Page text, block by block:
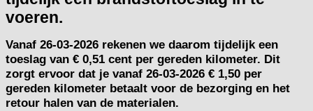
voeren.
Vanaf 26-03-2026 rekenen we daarom tijdelijk een
toeslag van € 0,51 cent per gereden kilometer. Dit
zorgt ervoor dat je vanaf 26-03-2026 € 1,50 per
gereden kilometer betaalt voor de bezorging en het
retour halen van de materialen.